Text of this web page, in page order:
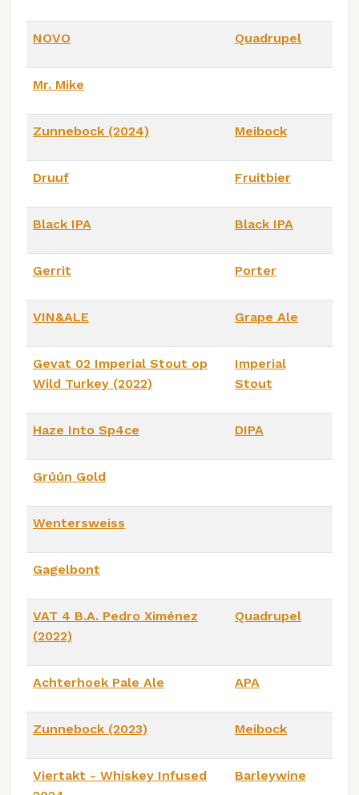
NOVO Quadrupel
Mr. Mike
Zunnebock (2024) Meibock
Druuf Fruitbier
Black IPA Black IPA
Gerrit Porter
VIN&ALE Grape Ale
Gevat 02 Imperial Stout op
Wild Turkey (2022)
Imperial
Stout
Haze Into Sp4ce DIPA
Grúún Gold
Wentersweiss
Gagelbont
VAT 4 B.A. Pedro Ximénez
(2022)
Quadrupel
Achterhoek Pale Ale APA
Zunnebock (2023) Meibock
Viertakt - Whiskey Infused
Barleywine